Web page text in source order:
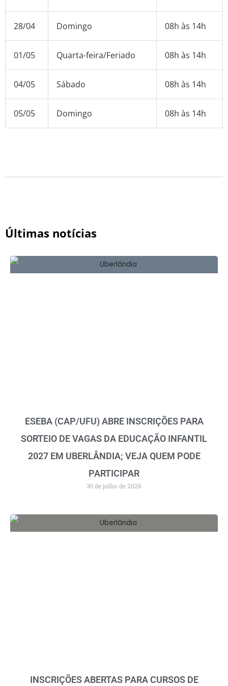
28/04 Domingo 08h às 14h
01/05 Quarta-feira/Feriado 08h às 14h
04/05 Sábado 08h às 14h
05/05 Domingo 08h às 14h
Últimas notícias
ESEBA (CAP/UFU) ABRE INSCRIÇÕES PARA
SORTEIO DE VAGAS DA EDUCAÇÃO INFANTIL
2027 EM UBERLÂNDIA; VEJA QUEM PODE
PARTICIPAR
30 de julho de 2026
INSCRIÇÕES ABERTAS PARA CURSOS DE